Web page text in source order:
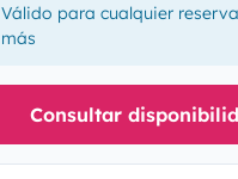
Válido para cualquier
más
Consultar